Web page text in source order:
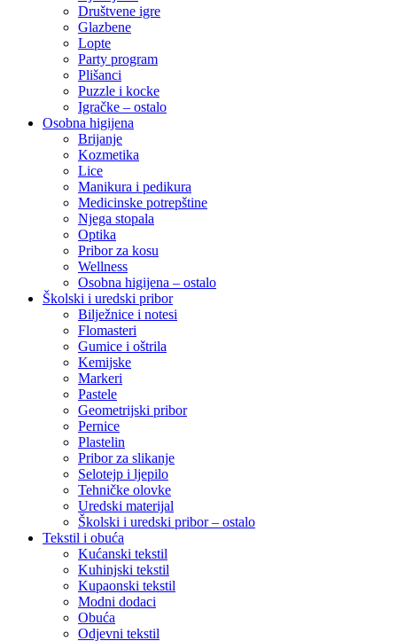
Društvene igre
Glazbene
Lopte
Party program
Plišanci
Puzzle i kocke
Igračke – ostalo
Osobna higijena
Brijanje
Kozmetika
Lice
Manikura i pedikura
Medicinske potrepštine
Njega stopala
Optika
Pribor za kosu
Wellness
Osobna higijena – ostalo
Školski i uredski pribor
Bilježnice i notesi
Flomasteri
Gumice i oštrila
Kemijske
Markeri
Pastele
Geometrijski pribor
Pernice
Plastelin
Pribor za slikanje
Selotejp i ljepilo
Tehničke olovke
Uredski materijal
Školski i uredski pribor – ostalo
Tekstil i obuća
Kućanski tekstil
Kuhinjski tekstil
Kupaonski tekstil
Modni dodaci
Obuća
Odjevni tekstil